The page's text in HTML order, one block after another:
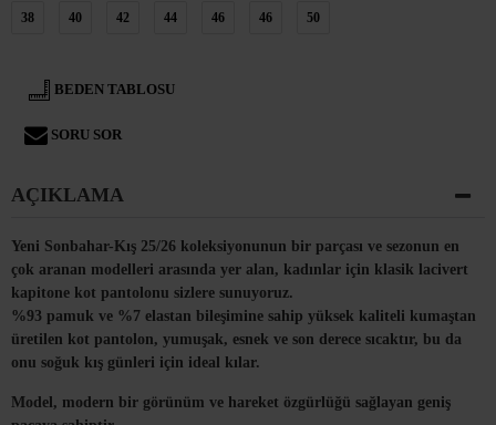
38 40 42 44 46 46 50
BEDEN TABLOSU
SORU SOR
AÇIKLAMA
Yeni Sonbahar-Kış 25/26 koleksiyonunun bir parçası ve sezonun en
çok aranan modelleri arasında yer alan, kadınlar için klasik lacivert
kapitone kot pantolonu sizlere sunuyoruz.
%93 pamuk ve %7 elastan bileşimine sahip yüksek kaliteli kumaştan
üretilen kot pantolon, yumuşak, esnek ve son derece sıcaktır, bu da
onu soğuk kış günleri için ideal kılar.
Model, modern bir görünüm ve hareket özgürlüğü sağlayan geniş